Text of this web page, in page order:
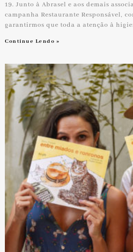
19. Junto à Abrasel e aos demais
campanha Restaurante Responsável,
garantirmos que toda a atenção à
Continue Lendo »